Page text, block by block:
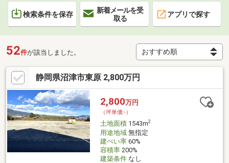
検索条件を保存
新着メールを受
取る
アプリで探す
52件が該当しました。
静岡県沼津市東原 2,800万円
2,800万円
（坪単価:-）
土地面積1543m2
用途地域無指定
建ぺい率60%
容積率200%
建築条件なし